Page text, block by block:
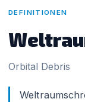
DEFINITIONEN
Orbital Debris